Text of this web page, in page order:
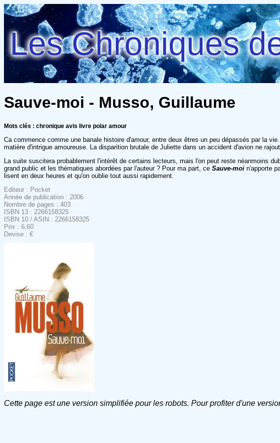
Les Chroniques
Sauve-moi - Musso, Guillaume
Mots clés : chronique avis livre polar amour
Ca commence comme une banale histoire d'amour, entre deux êtres un peu dépassés par la
matière d'intrigue amoureuse. La disparition brutale de Juliette dans un accident d'avion ne
La suite suscitera probablement l'intérêt de certains lecteurs, mais l'on peut reste néanmoins
grand public et les thématiques abordées par l'auteur ? Pour ma part, ce Sauve-moi n'apporte
lisent en deux heures et qu'on oublie tout aussi rapidement.
Editeur : Pocket
Année de publication : 2006
Nombre de pages : 403
ISBN 13 : 2266158325
ISBN 10 / ASIN : 2266158325
Prix : 6,60
Devise : €
Cette page est une version simplifiée pour les robots. Pour profiter d'une